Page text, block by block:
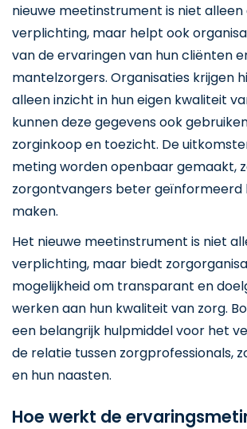
nieuwe meetinstrument is niet alleen
verplichting, maar helpt ook
van de ervaringen van hun cliënten
mantelzorgers. Organisaties krijgen
alleen inzicht in hun eigen kwaliteit
kunnen deze gegevens ook
zorginkoop en toezicht. De
meting worden openbaar gemaakt,
zorgontvangers beter geïnformeerd
maken.
Het nieuwe meetinstrument is niet
verplichting, maar biedt
mogelijkheid om transparant en
werken aan hun kwaliteit van zorg.
een belangrijk hulpmiddel voor het
de relatie tussen zorgprofessionals,
en hun naasten.
Hoe werkt de